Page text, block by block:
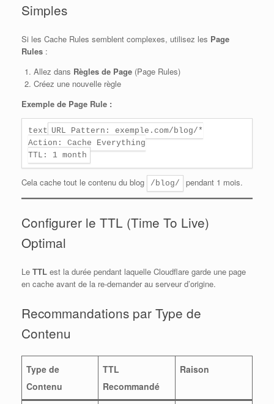
Simples
Si les Cache Rules semblent complexes, utilisez les Page
Rules :
Allez dans Règles de Page(Page Rules)
Créez une nouvelle règle
Exemple de Page Rule :
text URL Pattern: exemple.com/blog/*
Action: Cache Everything
Cela cache tout le contenu du blog /blog/ pendant 1 mois.
Configurer le TTL (Time To Live)
Optimal
Le TTL est la durée pendant laquelle Cloudflare garde une page
en cache avant de la re-demander au serveur d’origine.
Recommandations par Type de
Contenu
Type de
Contenu
TTL
Recommandé
Raison